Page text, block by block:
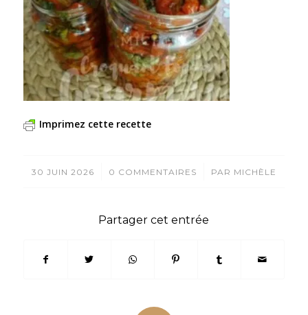
Imprimez cette recette
30 JUIN 2026
/ 0 COMMENTAIRES
/ PAR MICHÈLE
Partager cet entrée